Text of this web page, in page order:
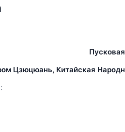
Цзюцюань, Китайская